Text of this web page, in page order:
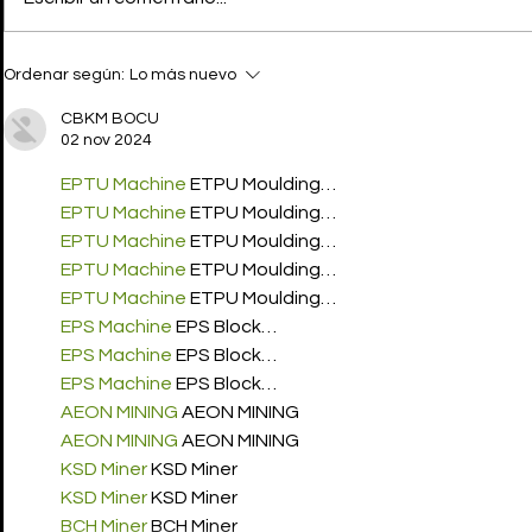
SAOIRSE RONAN como
nueva Embajadora
Ordenar según: Lo más nuevo
CBKM BOCU
02 nov 2024
EPTU Machine ETPU Moulding…
EPTU Machine ETPU Moulding…
EPTU Machine ETPU Moulding…
EPTU Machine ETPU Moulding…
EPTU Machine ETPU Moulding…
EPS Machine EPS Block…
EPS Machine EPS Block…
EPS Machine EPS Block…
AEON MINING AEON MINING
AEON MINING AEON MINING
KSD Miner KSD Miner
KSD Miner KSD Miner
BCH Miner BCH Miner